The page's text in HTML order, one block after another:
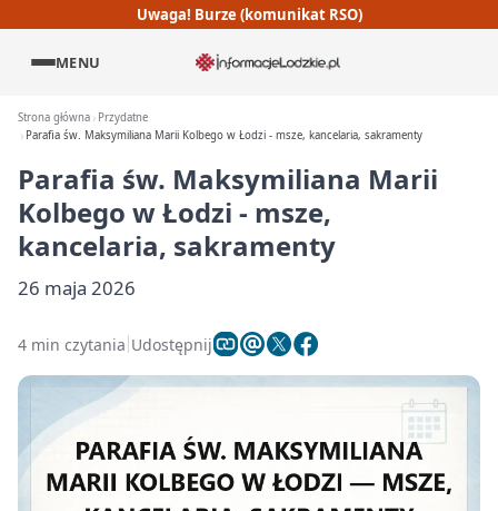
Uwaga! Burze (komunikat RSO)
MENU
Strona główna
Przydatne
Parafia św. Maksymiliana Marii Kolbego w Łodzi - msze, kancelaria, sakramenty
Parafia św. Maksymiliana Marii
Kolbego w Łodzi - msze,
kancelaria, sakramenty
26 maja 2026
4 min czytania Udostępnij